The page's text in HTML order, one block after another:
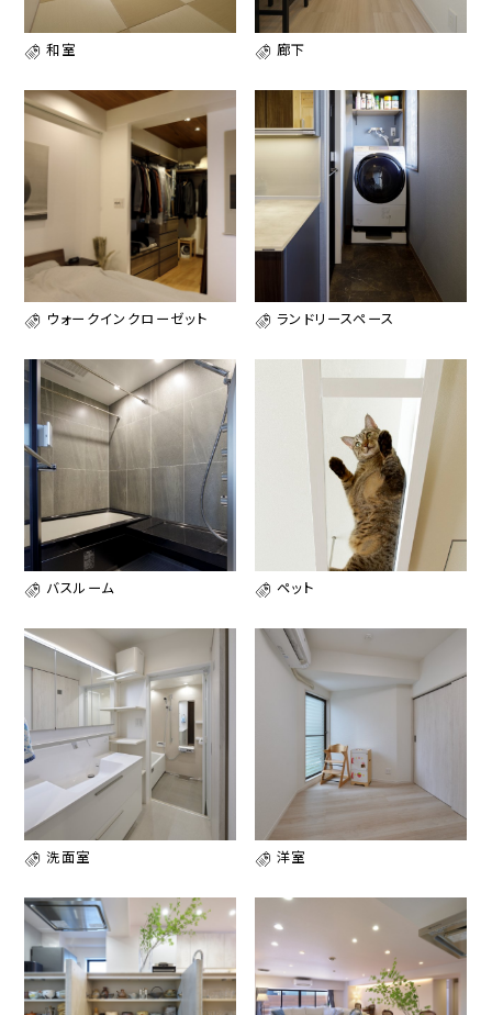
和室 廊下
ウォークインクローゼット ランドリースペース
バスルーム ペット
洗面室 洋室